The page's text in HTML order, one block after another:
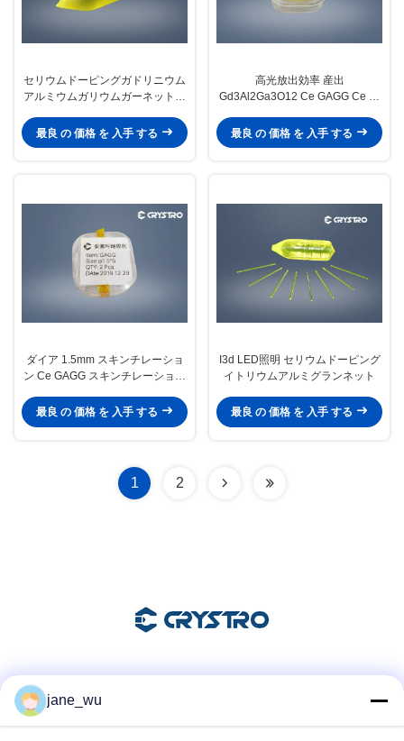
セリウムドーピングガドリニウム
アルミウムガリウムガーネットス
最良 の 価格 を 入手 する
高光放出効率 産出
Gd3Al2Ga3O12 Ce GAGG Ce ス
最良 の 価格 を 入手 する
ダイア 1.5mm スキンチレーショ
ン Ce GAGG スキンチレーション
最良 の 価格 を 入手 する
I3d LED照明 セリウムドーピング
イトリウムアルミグランネット
最良 の 価格 を 入手 する
1 2
jane_wu